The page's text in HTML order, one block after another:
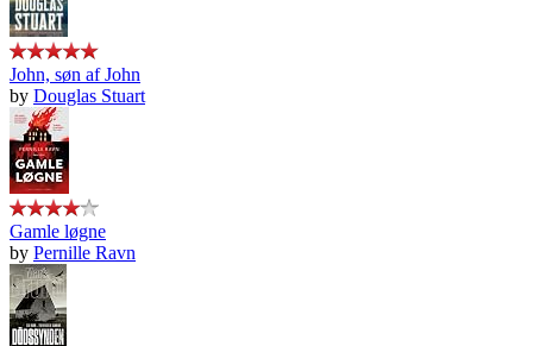
John, søn af John
by Douglas Stuart
Gamle løgne
by Pernille Ravn